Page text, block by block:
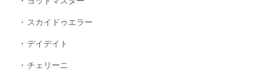
スカイドゥエラー
デイデイト
チェリーニ